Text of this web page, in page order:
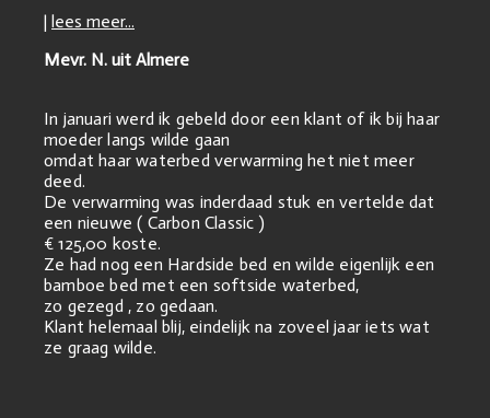
| lees meer...
Mevr. N. uit Almere
In januari werd ik gebeld door een klant of ik bij haar
moeder langs wilde gaan
omdat haar waterbed verwarming het niet meer
deed.
De verwarming was inderdaad stuk en vertelde dat
een nieuwe ( Carbon Classic )
€ 125,00 koste.
Ze had nog een Hardside bed en wilde eigenlijk een
bamboe bed met een softside waterbed,
zo gezegd , zo gedaan.
Klant helemaal blij, eindelijk na zoveel jaar iets wat
ze graag wilde.